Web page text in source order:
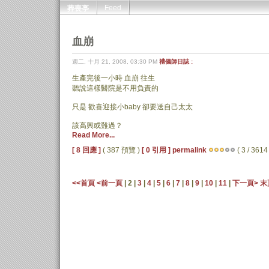
葬喪亭 Feed
血崩
週二, 十月 21, 2008, 03:30 PM 禮儀師日誌 :
生產完後一小時 血崩 往生
聽說這樣醫院是不用負責的
只是 歡喜迎接小baby 卻要送自己太太
該高興或難過？
Read More...
[ 8 回應 ] ( 387 預覽 ) [ 0 引用 ] permalink ( 3 / 3614
<<首頁 <前一頁 | 2 | 3 4 5 6 7 8 9 10 11 下一頁> 末